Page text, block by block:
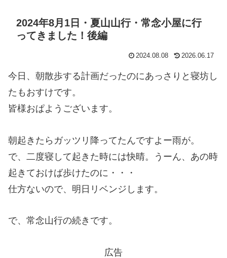
2024年8月1日・夏山山行・常念小屋に行
ってきました！後編
2024.08.08 2026.06.17
今日、朝散歩する計画だったのにあっさりと寝坊し
たもおすけです。
皆様おぱようございます。
朝起きたらガッツリ降ってたんですよー雨が。
で、二度寝して起きた時には快晴。うーん、あの時
起きておけば歩けたのに・・・
仕方ないので、明日リベンジします。
で、常念山行の続きです。
広告